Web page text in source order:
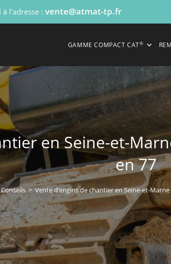
l'adresse : vente@atmat-tp.fr
GAMME COMPACT CAT®
en Seine-et-
en 77
Conseils > Vente d’engins de chantier en Seine-et-